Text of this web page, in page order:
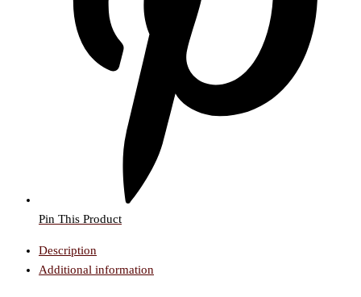
Pin This Product
Description
Additional information